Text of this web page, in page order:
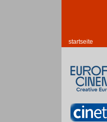
startseite